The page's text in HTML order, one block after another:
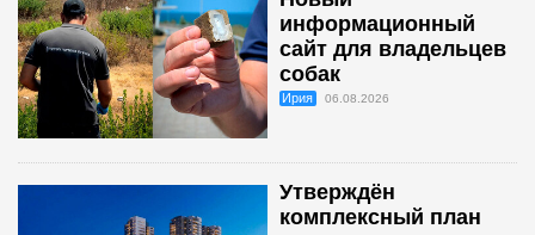
информационный
сайт для владельцев
собак
Ирия 06.08.2026
Утверждён
комплексный план